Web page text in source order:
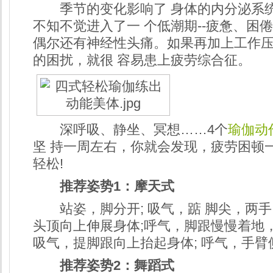
季节的变化影响了 身体的内分泌系
不知不觉进入了一 个低潮期--疲惫、困
偶尔还有神经性头痛。如果再加上工作
的困扰，就很 容易患上疲劳综合征。
深呼吸、静坐、冥想……4个瑜伽动
坚 持一周左右，你就会发现，疲劳困顿
轻松!
推荐姿势1：摩天式
站姿，脚分开; 吸气，踮 脚尖，两手
头顶向上伸展身体;呼气，脚跟慢慢着地
吸气，提脚跟向上抬起身体; 呼气，手臂
推荐姿势2：舞蹈式